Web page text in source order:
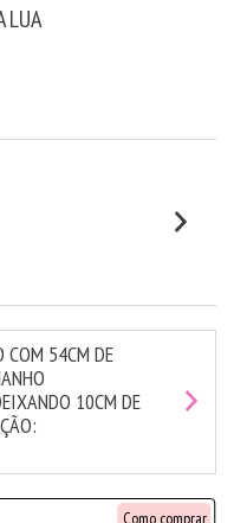
LUA
COM 54CM DE
10CM DE
Como comprar